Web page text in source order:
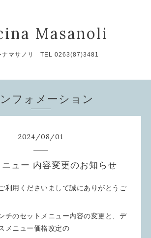
Masanoli
ナマサノリ TEL 0263(87)3481
フォメーション
2024/08/01
ュー 内容変更のお知らせ
利用くださいまして誠にありがとうご
チのセットメニュー内容の変更と、デ
メニュー価格改定の